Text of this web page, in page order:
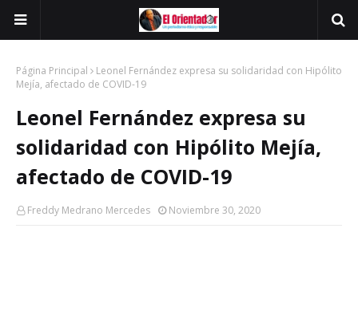
Página Principal
Leonel Fernández expresa su solidaridad con Hipólito
Mejía, afectado de COVID-19
Leonel Fernández expresa su
solidaridad con Hipólito Mejía,
afectado de COVID-19
Freddy Medrano Mercedes Noviembre 30, 2020